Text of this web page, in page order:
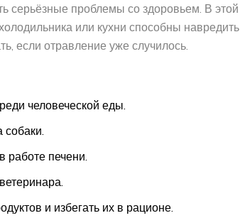
серьёзные проблемы со здоровьем. В этой
или кухни способны навредить
если отравление уже случилось.
человеческой еды.
работе печени.
и избегать их в рационе.